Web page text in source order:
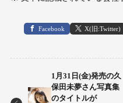
Facebook X(旧:Twitter)
1月31日(金)発売の久
保田未夢さん写真集
のタイトルが